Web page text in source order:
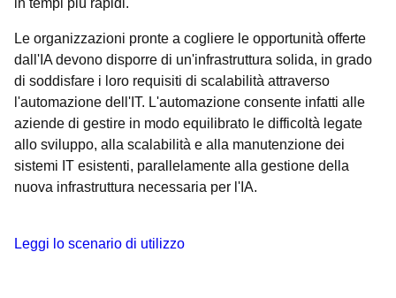
in tempi più rapidi.
Le organizzazioni pronte a cogliere le opportunità offerte
dall'IA devono disporre di un'infrastruttura solida, in grado
di soddisfare i loro requisiti di scalabilità attraverso
l'automazione dell'IT. L'automazione consente infatti alle
aziende di gestire in modo equilibrato le difficoltà legate
allo sviluppo, alla scalabilità e alla manutenzione dei
sistemi IT esistenti, parallelamente alla gestione della
nuova infrastruttura necessaria per l'IA.
Leggi lo scenario di utilizzo